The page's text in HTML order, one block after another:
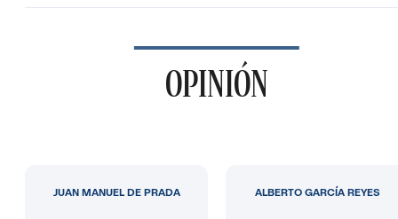
OPINIÓN
JUAN MANUEL DE PRADA ALBERTO GARCÍA REYES